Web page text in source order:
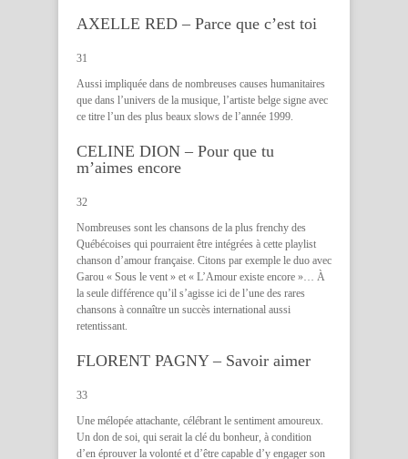
AXELLE RED – Parce que c’est toi
31
Aussi impliquée dans de nombreuses causes humanitaires
que dans l’univers de la musique, l’artiste belge signe avec
ce titre l’un des plus beaux slows de l’année 1999.
CELINE DION – Pour que tu
m’aimes encore
32
Nombreuses sont les chansons de la plus frenchy des
Québécoises qui pourraient être intégrées à cette playlist
chanson d’amour française. Citons par exemple le duo avec
Garou « Sous le vent » et « L’Amour existe encore »… À
la seule différence qu’il s’agisse ici de l’une des rares
chansons à connaître un succès international aussi
retentissant.
FLORENT PAGNY – Savoir aimer
33
Une mélopée attachante, célébrant le sentiment amoureux.
Un don de soi, qui serait la clé du bonheur, à condition
d’en éprouver la volonté et d’être capable d’y engager son